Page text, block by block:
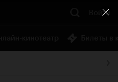
Войти